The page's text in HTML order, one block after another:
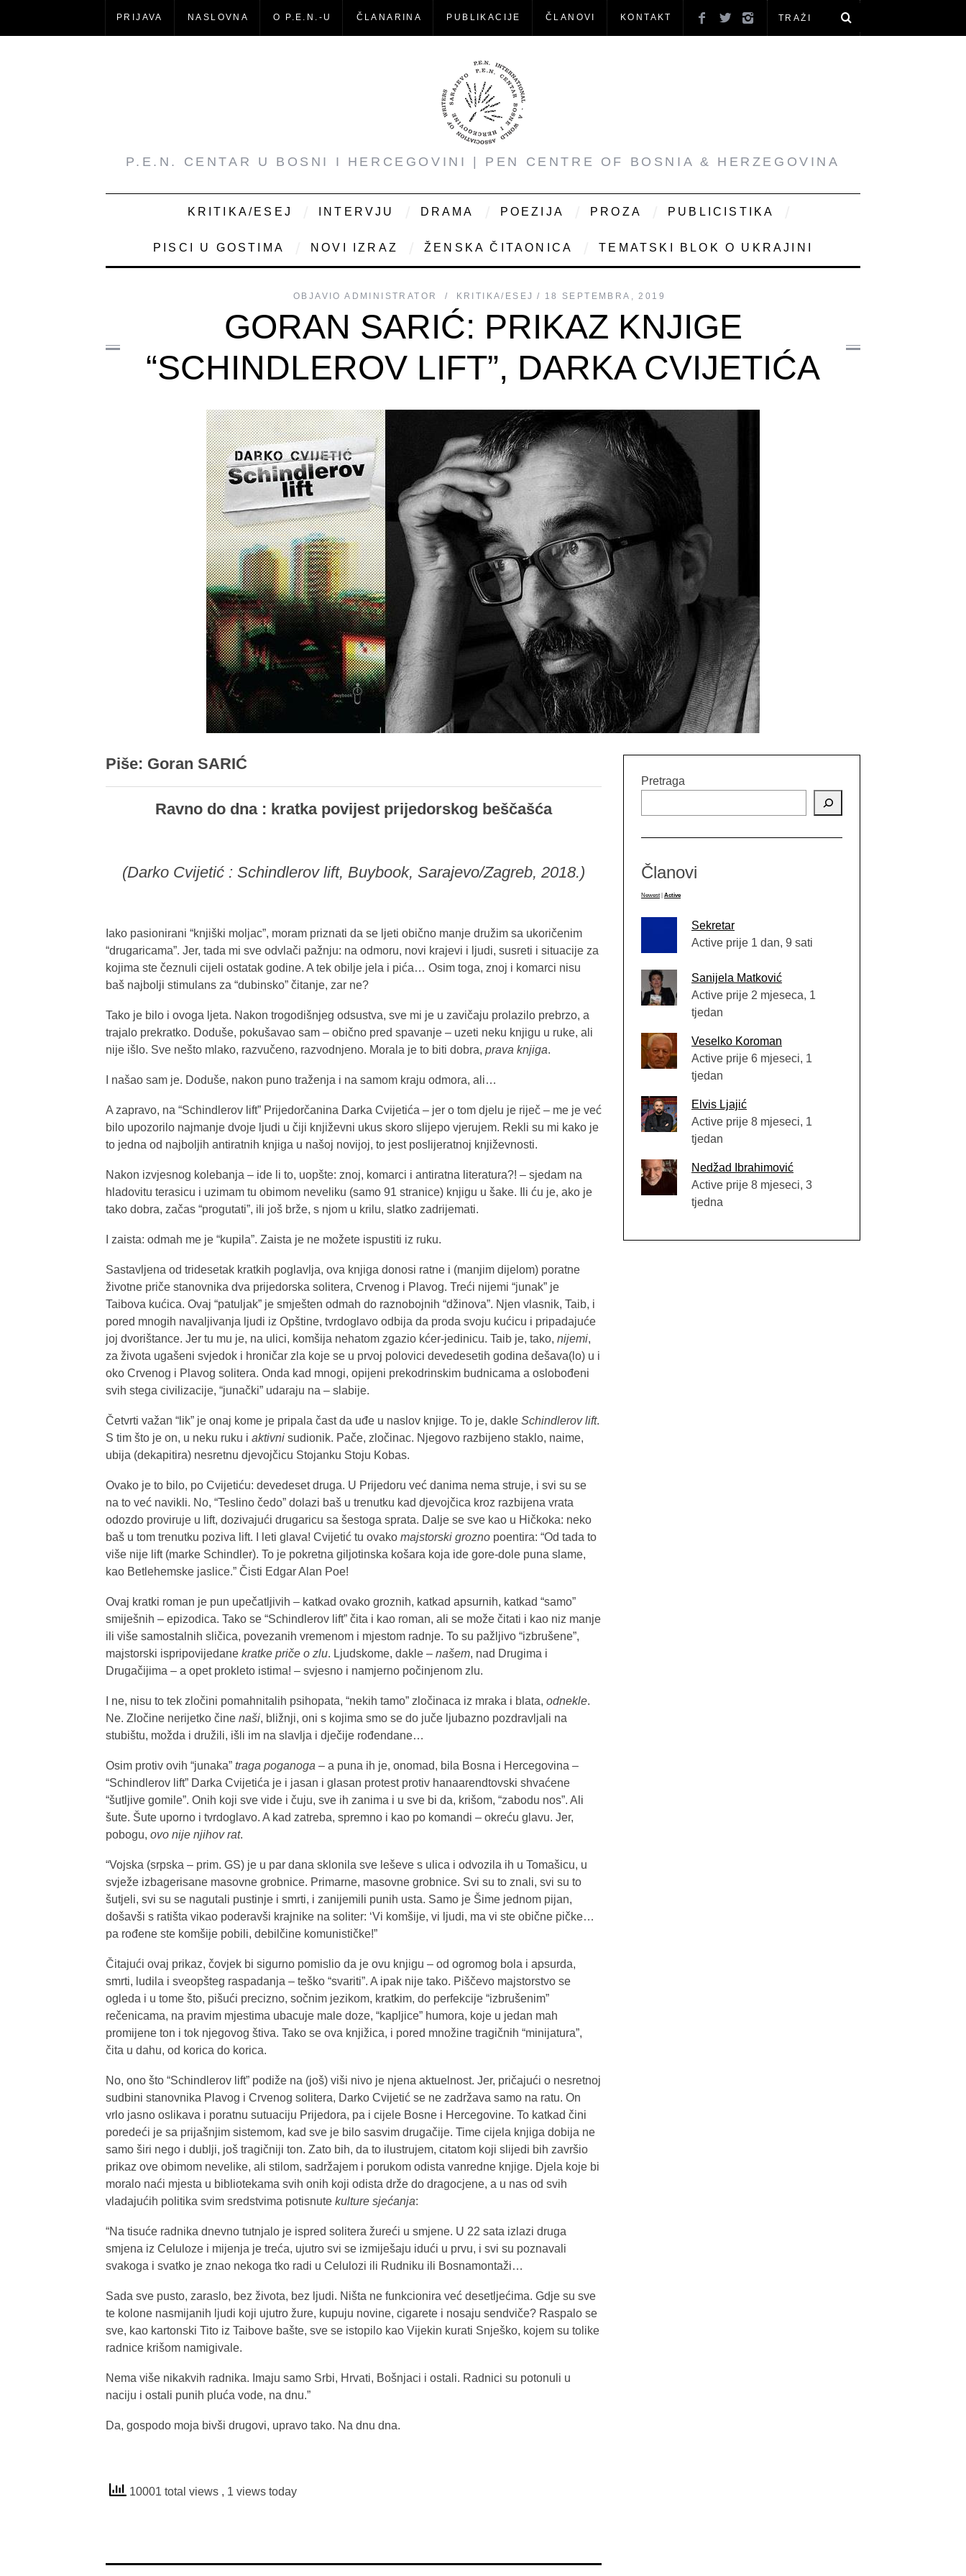
PRIJAVA NASLOVNA O P.E.N.-U ČLANARINA PUBLIKACIJE ČLANOVI KONTAKT
P.E.N. CENTAR U BOSNI I HERCEGOVINI | PEN CENTRE OF BOSNIA & HERZEGOVINA
KRITIKA/ESEJ INTERVJU DRAMA POEZIJA PROZA PUBLICISTIKA
PISCI U GOSTIMA NOVI IZRAZ ŽENSKA ČITAONICA TEMATSKI BLOK O UKRAJINI
OBJAVIO ADMINISTRATOR KRITIKA/ESEJ 18 SEPTEMBRA, 2019
GORAN SARIĆ: PRIKAZ KNJIGE
“SCHINDLEROV LIFT”, DARKA CVIJETIĆA
Piše: Goran SARIĆ
Ravno do dna : kratka povijest prijedorskog beščašća
(Darko Cvijetić : Schindlerov lift, Buybook, Sarajevo/Zagreb, 2018.)
Iako pasionirani “knjiški moljac”, moram priznati da se ljeti obično manje družim sa ukoričenim
“drugaricama”. Jer, tada mi sve odvlači pažnju: na odmoru, novi krajevi i ljudi, susreti i situacije za
kojima ste čeznuli cijeli ostatak godine. A tek obilje jela i pića… Osim toga, znoj i komarci nisu
baš najbolji stimulans za “dubinsko” čitanje, zar ne?
Tako je bilo i ovoga ljeta. Nakon trogodišnjeg odsustva, sve mi je u zavičaju prolazilo prebrzo, a
trajalo prekratko. Doduše, pokušavao sam – obično pred spavanje – uzeti neku knjigu u ruke, ali
nije išlo. Sve nešto mlako, razvučeno, razvodnjeno. Morala je to biti dobra, prava knjiga.
I našao sam je. Doduše, nakon puno traženja i na samom kraju odmora, ali…
A zapravo, na “Schindlerov lift” Prijedorčanina Darka Cvijetića – jer o tom djelu je riječ – me je već
bilo upozorilo najmanje dvoje ljudi u čiji književni ukus skoro slijepo vjerujem. Rekli su mi kako je
to jedna od najboljih antiratnih knjiga u našoj novijoj, to jest poslijeratnoj književnosti.
Nakon izvjesnog kolebanja – ide li to, uopšte: znoj, komarci i antiratna literatura?! – sjedam na
hladovitu terasicu i uzimam tu obimom neveliku (samo 91 stranice) knjigu u šake. Ili ću je, ako je
tako dobra, začas “progutati”, ili još brže, s njom u krilu, slatko zadrijemati.
I zaista: odmah me je “kupila”. Zaista je ne možete ispustiti iz ruku.
Sastavljena od tridesetak kratkih poglavlja, ova knjiga donosi ratne i (manjim dijelom) poratne
životne priče stanovnika dva prijedorska solitera, Crvenog i Plavog. Treći nijemi “junak” je
Taibova kućica. Ovaj “patuljak” je smješten odmah do raznobojnih “džinova”. Njen vlasnik, Taib, i
pored mnogih navaljivanja ljudi iz Opštine, tvrdoglavo odbija da proda svoju kućicu i pripadajuće
joj dvorištance. Jer tu mu je, na ulici, komšija nehatom zgazio kćer-jedinicu. Taib je, tako, nijemi,
za života ugašeni svjedok i hroničar zla koje se u prvoj polovici devedesetih godina dešava(lo) u i
oko Crvenog i Plavog solitera. Onda kad mnogi, opijeni prekodrinskim budnicama a oslobođeni
svih stega civilizacije, “junački” udaraju na – slabije.
Četvrti važan “lik” je onaj kome je pripala čast da uđe u naslov knjige. To je, dakle Schindlerov lift.
S tim što je on, u neku ruku i aktivni sudionik. Pače, zločinac. Njegovo razbijeno staklo, naime,
ubija (dekapitira) nesretnu djevojčicu Stojanku Stoju Kobas.
Ovako je to bilo, po Cvijetiću: devedeset druga. U Prijedoru već danima nema struje, i svi su se
na to već navikli. No, “Teslino čedo” dolazi baš u trenutku kad djevojčica kroz razbijena vrata
odozdo proviruje u lift, dozivajući drugaricu sa šestoga sprata. Dalje se sve kao u Hičkoka: neko
baš u tom trenutku poziva lift. I leti glava! Cvijetić tu ovako majstorski grozno poentira: “Od tada to
više nije lift (marke Schindler). To je pokretna giljotinska košara koja ide gore-dole puna slame,
kao Betlehemske jaslice.” Čisti Edgar Alan Poe!
Ovaj kratki roman je pun upečatljivih – katkad ovako groznih, katkad apsurnih, katkad “samo”
smiješnih – epizodica. Tako se “Schindlerov lift” čita i kao roman, ali se može čitati i kao niz manje
ili više samostalnih sličica, povezanih vremenom i mjestom radnje. To su pažljivo “izbrušene”,
majstorski ispripovijedane kratke priče o zlu. Ljudskome, dakle – našem, nad Drugima i
Drugačijima – a opet prokleto istima! – svjesno i namjerno počinjenom zlu.
I ne, nisu to tek zločini pomahnitalih psihopata, “nekih tamo” zločinaca iz mraka i blata, odnekle.
Ne. Zločine nerijetko čine naši, bližnji, oni s kojima smo se do juče ljubazno pozdravljali na
stubištu, možda i družili, išli im na slavlja i dječije rođendane…
Osim protiv ovih “junaka” traga poganoga – a puna ih je, onomad, bila Bosna i Hercegovina –
“Schindlerov lift” Darka Cvijetića je i jasan i glasan protest protiv hanaarendtovski shvaćene
“šutljive gomile”. Onih koji sve vide i čuju, sve ih zanima i u sve bi da, krišom, “zabodu nos”. Ali
šute. Šute uporno i tvrdoglavo. A kad zatreba, spremno i kao po komandi – okreću glavu. Jer,
pobogu, ovo nije njihov rat.
“Vojska (srpska – prim. GS) je u par dana sklonila sve leševe s ulica i odvozila ih u Tomašicu, u
svježe izbagerisane masovne grobnice. Primarne, masovne grobnice. Svi su to znali, svi su to
šutjeli, svi su se nagutali pustinje i smrti, i zanijemili punih usta. Samo je Šime jednom pijan,
došavši s ratišta vikao poderavši krajnike na soliter: ‘Vi komšije, vi ljudi, ma vi ste obične pičke…
pa rođene ste komšije pobili, debilčine komunističke!”
Čitajući ovaj prikaz, čovjek bi sigurno pomislio da je ovu knjigu – od ogromog bola i apsurda,
smrti, ludila i sveopšteg raspadanja – teško “svariti”. A ipak nije tako. Piščevo majstorstvo se
ogleda i u tome što, pišući precizno, sočnim jezikom, kratkim, do perfekcije “izbrušenim”
rečenicama, na pravim mjestima ubacuje male doze, “kapljice” humora, koje u jedan mah
promijene ton i tok njegovog štiva. Tako se ova knjižica, i pored množine tragičnih “minijatura”,
čita u dahu, od korica do korica.
No, ono što “Schindlerov lift” podiže na (još) viši nivo je njena aktuelnost. Jer, pričajući o nesretnoj
sudbini stanovnika Plavog i Crvenog solitera, Darko Cvijetić se ne zadržava samo na ratu. On
vrlo jasno oslikava i poratnu sutuaciju Prijedora, pa i cijele Bosne i Hercegovine. To katkad čini
poredeći je sa prijašnjim sistemom, kad sve je bilo sasvim drugačije. Time cijela knjiga dobija ne
samo širi nego i dublji, još tragičniji ton. Zato bih, da to ilustrujem, citatom koji slijedi bih završio
prikaz ove obimom nevelike, ali stilom, sadržajem i porukom odista vanredne knjige. Djela koje bi
moralo naći mjesta u bibliotekama svih onih koji odista drže do dragocjene, a u nas od svih
vladajućih politika svim sredstvima potisnute kulture sjećanja:
“Na tisuće radnika dnevno tutnjalo je ispred solitera žureći u smjene. U 22 sata izlazi druga
smjena iz Celuloze i mijenja je treća, ujutro svi se izmiješaju idući u prvu, i svi su poznavali
svakoga i svatko je znao nekoga tko radi u Celulozi ili Rudniku ili Bosnamontaži…
Sada sve pusto, zaraslo, bez života, bez ljudi. Ništa ne funkcionira već desetljećima. Gdje su sve
te kolone nasmijanih ljudi koji ujutro žure, kupuju novine, cigarete i nosaju sendviče? Raspalo se
sve, kao kartonski Tito iz Taibove bašte, sve se istopilo kao Vijekin kurati Snješko, kojem su tolike
radnice krišom namigivale.
Nema više nikakvih radnika. Imaju samo Srbi, Hrvati, Bošnjaci i ostali. Radnici su potonuli u
naciju i ostali punih pluća vode, na dnu.”
Da, gospodo moja bivši drugovi, upravo tako. Na dnu dna.
10001 total views , 1 views today
Pretraga
Članovi
Newest Active
Sekretar
Active prije 1 dan, 9 sati
Sanijela Matković
Active prije 2 mjeseca, 1
tjedan
Veselko Koroman
Active prije 6 mjeseci, 1
tjedan
Elvis Ljajić
Active prije 8 mjeseci, 1
tjedan
Nedžad Ibrahimović
Active prije 8 mjeseci, 3
tjedna